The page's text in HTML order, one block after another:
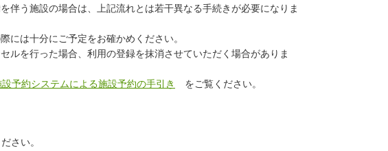
伴う施設の場合は、上記流れとは若干異なる手続きが必要になりま
には十分にご予定をお確かめください。
ルを行った場合、利用の登録を抹消させていただく場合がありま
予約システムによる施設予約の手引き をご覧ください。
さい。